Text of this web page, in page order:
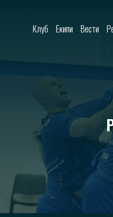
Клуб Екипи Вести